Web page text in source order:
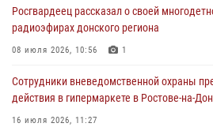
16 июля 2026, 11:27
Конкурс профессионального мастерства
15 июля 2026, 06:39
Росгвардеец рассказал о своей
радиоэфирах донского региона
08 июля 2026, 10:56 1
Сотрудники вневедомственной охраны
действия в гипермаркете в Ростове-на-
16 июля 2026, 11:27